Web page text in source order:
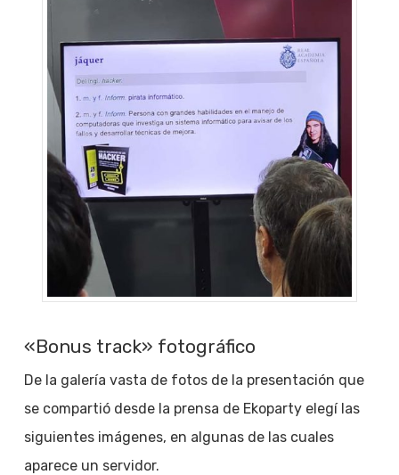
«Bonus track» fotográfico
De la galería vasta de fotos de la presentación que
se compartió desde la prensa de Ekoparty elegí las
siguientes imágenes, en algunas de las cuales
aparece un servidor.